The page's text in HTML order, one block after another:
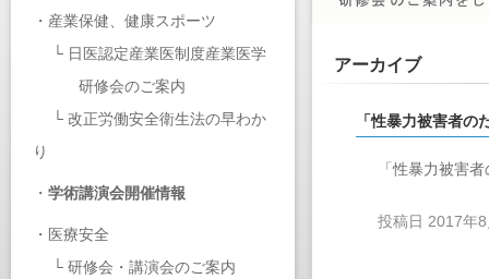
・ 産業保健、健康スポーツ
└ 日医認定産業医制度産業医学
研修会のご案内
└ 改正労働安全衛生法の早わか
り
・ 学術講演会開催情報
・ 医療安全
└ 研修会・講演会のご案内
アーカイブ
「性暴力被害者
「性暴力被害
投稿日 2017年